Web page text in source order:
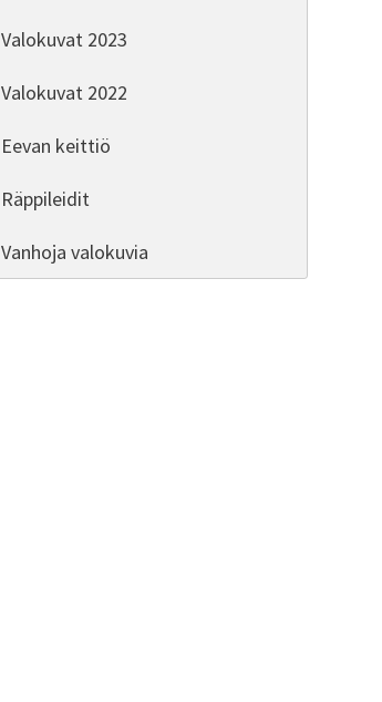
Valokuvat 2023
Valokuvat 2022
Eevan keittiö
Räppileidit
Vanhoja valokuvia